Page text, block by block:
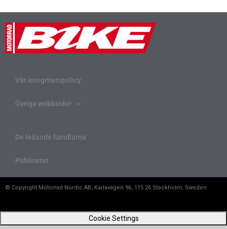
Vår integritetspolicy
Övriga webbsidor
De ledande handlarna
Publicerat
© Copyright Motorrad Nordic AB, Karlavägen 96, 115 26 Stockholm, Sweden
Cookie Settings